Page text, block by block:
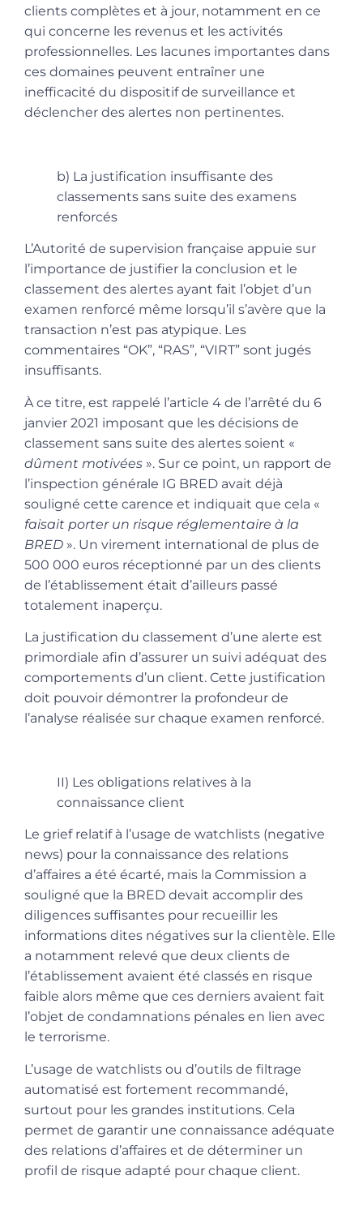
clients complètes et à jour, notamment en ce
qui concerne les revenus et les activités
professionnelles. Les lacunes importantes dans
ces domaines peuvent entraîner une
inefficacité du dispositif de surveillance et
déclencher des alertes non pertinentes.
b) La justification insuffisante des
classements sans suite des examens
renforcés
L’Autorité de supervision française appuie sur
l’importance de justifier la conclusion et le
classement des alertes ayant fait l’objet d’un
examen renforcé même lorsqu’il s’avère que la
transaction n’est pas atypique. Les
commentaires “OK”, “RAS”, “VIRT” sont jugés
insuffisants.
À ce titre, est rappelé l’article 4 de l’arrêté du 6
janvier 2021 imposant que les décisions de
classement sans suite des alertes soient «
dûment motivées ». Sur ce point, un rapport de
l’inspection générale IG BRED avait déjà
souligné cette carence et indiquait que cela «
faisait porter un risque réglementaire à la
BRED ». Un virement international de plus de
500 000 euros réceptionné par un des clients
de l’établissement était d’ailleurs passé
totalement inaperçu.
La justification du classement d’une alerte est
primordiale afin d’assurer un suivi adéquat des
comportements d’un client. Cette justification
doit pouvoir démontrer la profondeur de
l’analyse réalisée sur chaque examen renforcé.
II) Les obligations relatives à la
connaissance client
Le grief relatif à l’usage de watchlists (negative
news) pour la connaissance des relations
d’affaires a été écarté, mais la Commission a
souligné que la BRED devait accomplir des
diligences suffisantes pour recueillir les
informations dites négatives sur la clientèle. Elle
a notamment relevé que deux clients de
l’établissement avaient été classés en risque
faible alors même que ces derniers avaient fait
l’objet de condamnations pénales en lien avec
le terrorisme.
L’usage de watchlists ou d’outils de filtrage
automatisé est fortement recommandé,
surtout pour les grandes institutions. Cela
permet de garantir une connaissance adéquate
des relations d’affaires et de déterminer un
profil de risque adapté pour chaque client.